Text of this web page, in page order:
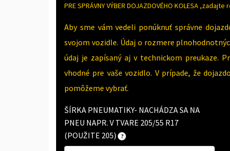
PRE SPRÁVNY VÝBER DOJAZDOVÉHO KOLESA
Aby sme vám vedeli ponúknuť správne
svojom vozidle. Údaj o rozmere
údaj je zapísaný aj v technickom preukaze.
vhodné pre vaše vozidlo. V prípade, že
pomôžeme vybrať.
ŠÍRKA PNEUMATIKY- NACHÁDZA SA NA
PNEU NAPR. V TVARE 205/55 R17
(POUŽITE 205)